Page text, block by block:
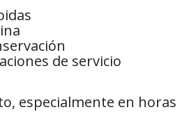
de servicio
especialmente en horas